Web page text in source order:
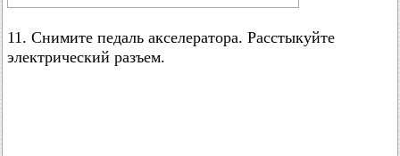
11. Снимите педаль акселератора. Расстыкуйте
электрический разъем.